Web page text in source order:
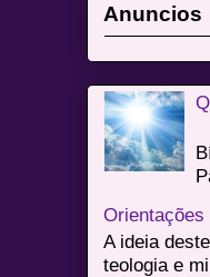
Anuncios
A ideia
teologia e